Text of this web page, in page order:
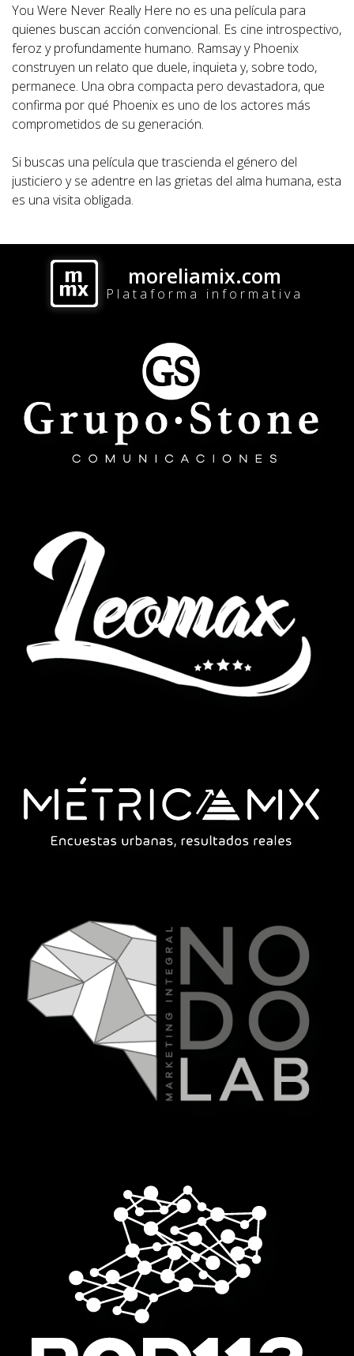
You Were Never Really Here no es una película para
quienes buscan acción convencional. Es cine introspectivo,
feroz y profundamente humano. Ramsay y Phoenix
construyen un relato que duele, inquieta y, sobre todo,
permanece. Una obra compacta pero devastadora, que
confirma por qué Phoenix es uno de los actores más
comprometidos de su generación.
Si buscas una película que trascienda el género del
justiciero y se adentre en las grietas del alma humana, esta
es una visita obligada.
moreliamix.com
Plataforma informativa